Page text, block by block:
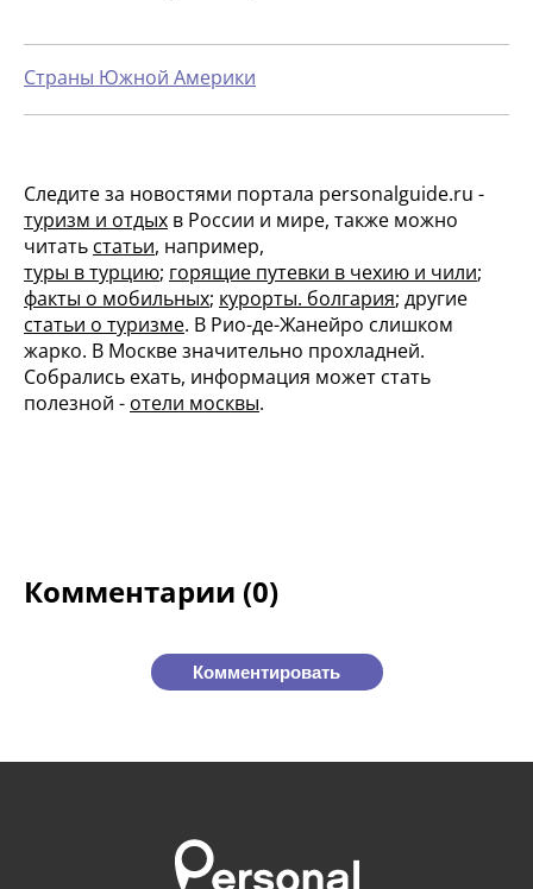
Страны Южной Америки
Следите за новостями портала personalguide.ru -
туризм и отдых в России и мире, также можно
читать статьи, например,
туры в турцию; горящие путевки в чехию и чили;
факты о мобильных; курорты. болгария; другие
статьи о туризме. В Рио-де-Жанейро слишком
жарко. В Москве значительно прохладней.
Собрались ехать, информация может стать
полезной - отели москвы.
Комментарии (0)
Комментировать